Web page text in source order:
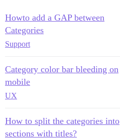
Howto add a GAP between
Categories
Support
Category color bar bleeding on
mobile
UX
How to split the categories into
sections with titles?